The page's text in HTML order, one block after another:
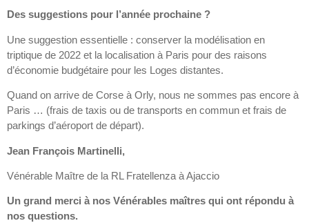
Des suggestions pour l’année prochaine ?
Une suggestion essentielle : conserver la modélisation en
triptique de 2022 et la localisation à Paris pour des raisons
d’économie budgétaire pour les Loges distantes.
Quand on arrive de Corse à Orly, nous ne sommes pas encore à
Paris … (frais de taxis ou de transports en commun et frais de
parkings d’aéroport de départ).
Jean François Martinelli,
Vénérable Maître de la RL Fratellenza à Ajaccio
Un grand merci à nos Vénérables maîtres qui ont répondu à
nos questions.